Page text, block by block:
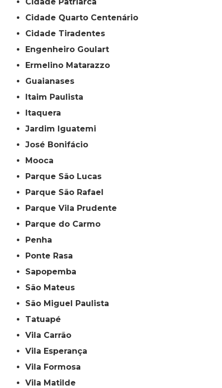
Cidade Quarto Centenário
Cidade Tiradentes
Engenheiro Goulart
Ermelino Matarazzo
Guaianases
Itaim Paulista
Itaquera
Jardim Iguatemi
José Bonifácio
Mooca
Parque São Lucas
Parque São Rafael
Parque Vila Prudente
Parque do Carmo
Penha
Ponte Rasa
Sapopemba
São Mateus
São Miguel Paulista
Tatuapé
Vila Carrão
Vila Esperança
Vila Formosa
Vila Matilde